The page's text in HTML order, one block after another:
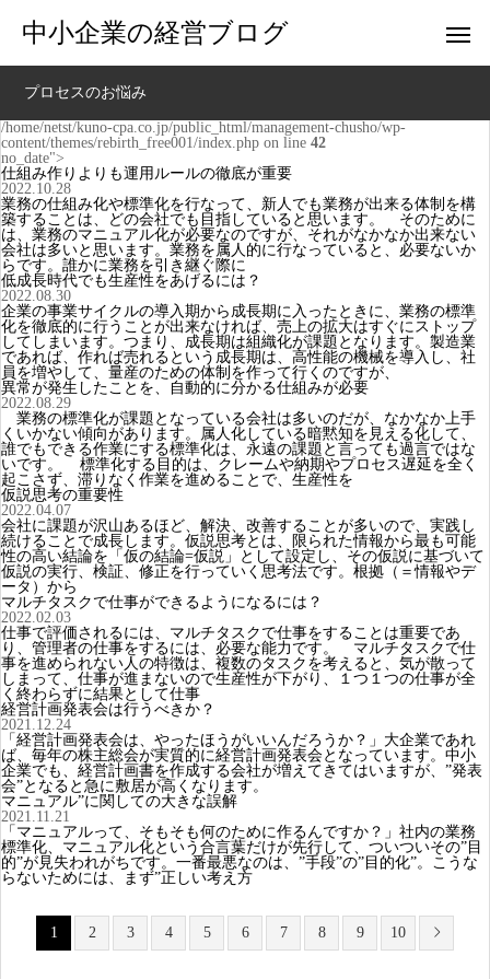
中小企業の経営ブログ
プロセスのお悩み
/home/netst/kuno-cpa.co.jp/public_html/management-chusho/wp-
content/themes/rebirth_free001/index.php on line 42
no_date">
仕組み作りよりも運用ルールの徹底が重要
2022.10.28
業務の仕組み化や標準化を行なって、新人でも業務が出来る体制を構
築することは、どの会社でも目指していると思います。 そのために
は、業務のマニュアル化が必要なのですが、それがなかなか出来ない
会社は多いと思います。業務を属人的に行なっていると、必要ないか
らです。誰かに業務を引き継ぐ際に
低成長時代でも生産性をあげるには？
2022.08.30
企業の事業サイクルの導入期から成長期に入ったときに、業務の標準
化を徹底的に行うことが出来なければ、売上の拡大はすぐにストップ
してしまいます。つまり、成長期は組織化が課題となります。製造業
であれば、作れば売れるという成長期は、高性能の機械を導入し、社
員を増やして、量産のための体制を作って行くのですが、
異常が発生したことを、自動的に分かる仕組みが必要
2022.08.29
業務の標準化が課題となっている会社は多いのだが、なかなか上手
くいかない傾向があります。属人化している暗黙知を見える化して、
誰でもできる作業にする標準化は、永遠の課題と言っても過言ではな
いです。 標準化する目的は、クレームや納期やプロセス遅延を全く
起こさず、滞りなく作業を進めることで、生産性を
仮説思考の重要性
2022.04.07
会社に課題が沢山あるほど、解決、改善することが多いので、実践し
続けることで成長します。仮説思考とは、限られた情報から最も可能
性の高い結論を「仮の結論=仮説」として設定し、その仮説に基づいて
仮説の実行、検証、修正を行っていく思考法です。根拠（＝情報やデ
ータ）から
マルチタスクで仕事ができるようになるには？
2022.02.03
仕事で評価されるには、マルチタスクで仕事をすることは重要であ
り、管理者の仕事をするには、必要な能力です。 マルチタスクで仕
事を進められない人の特徴は、複数のタスクを考えると、気が散って
しまって、仕事が進まないので生産性が下がり、１つ１つの仕事が全
く終わらずに結果として仕事
経営計画発表会は行うべきか？
2021.12.24
「経営計画発表会は、やったほうがいいんだろうか？」大企業であれ
ば、毎年の株主総会が実質的に経営計画発表会となっています。中小
企業でも、経営計画書を作成する会社が増えてきてはいますが、”発表
会”となると急に敷居が高くなります。
マニュアル”に関しての大きな誤解
2021.11.21
「マニュアルって、そもそも何のために作るんですか？」社内の業務
標準化、マニュアル化という合言葉だけが先行して、ついついその”目
的”が見失われがちです。一番最悪なのは、”手段”の”目的化”。こうな
らないためには、まず”正しい考え方
1 2 3 4 5 6 7 8 9 10